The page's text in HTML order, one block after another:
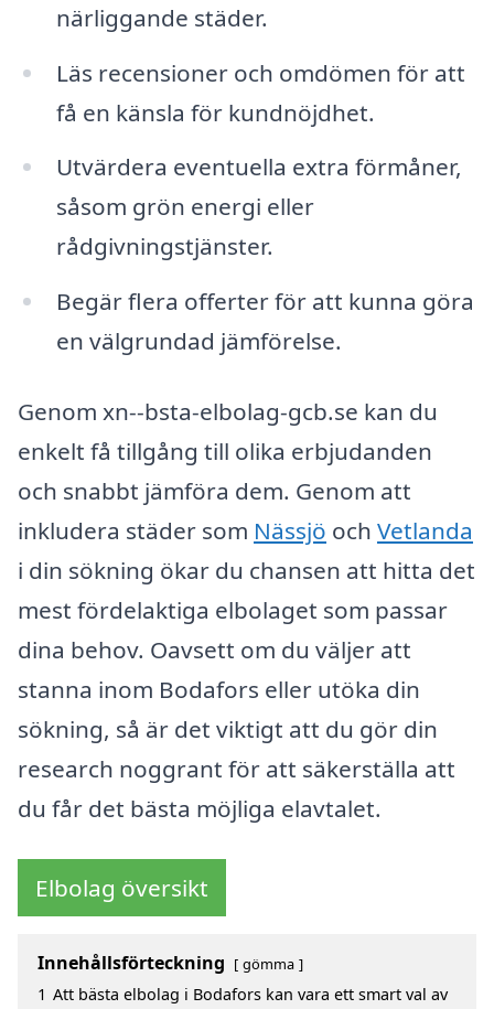
närliggande städer.
Läs recensioner och omdömen för att
få en känsla för kundnöjdhet.
Utvärdera eventuella extra förmåner,
såsom grön energi eller
rådgivningstjänster.
Begär flera offerter för att kunna göra
en välgrundad jämförelse.
Genom xn--bsta-elbolag-gcb.se kan du
enkelt få tillgång till olika erbjudanden
och snabbt jämföra dem. Genom att
inkludera städer som Nässjö och Vetlanda
i din sökning ökar du chansen att hitta det
mest fördelaktiga elbolaget som passar
dina behov. Oavsett om du väljer att
stanna inom Bodafors eller utöka din
sökning, så är det viktigt att du gör din
research noggrant för att säkerställa att
du får det bästa möjliga elavtalet.
Elbolag översikt
Innehållsförteckning gömma
1 Att bästa elbolag i Bodafors kan vara ett smart val av